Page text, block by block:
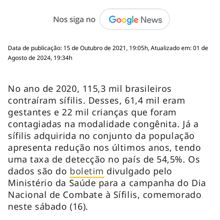
Data de publicação: 15 de Outubro de 2021, 19:05h, Atualizado em: 01 de
Agosto de 2024, 19:34h
No ano de 2020, 115,3 mil brasileiros
contraíram sífilis. Desses, 61,4 mil eram
gestantes e 22 mil crianças que foram
contagiadas na modalidade congênita. Já a
sífilis adquirida no conjunto da população
apresenta redução nos últimos anos, tendo
uma taxa de detecção no país de 54,5%. Os
dados são do boletim divulgado pelo
Ministério da Saúde para a campanha do Dia
Nacional de Combate à Sífilis, comemorado
neste sábado (16).